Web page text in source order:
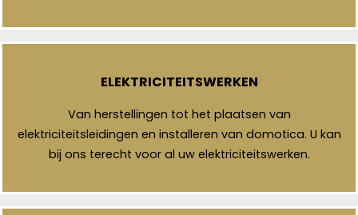
ELEKTRICITEITSWERKEN
Van herstellingen tot het plaatsen van
elektriciteitsleidingen en installeren van domotica. U kan
bij ons terecht voor al uw elektriciteitswerken.